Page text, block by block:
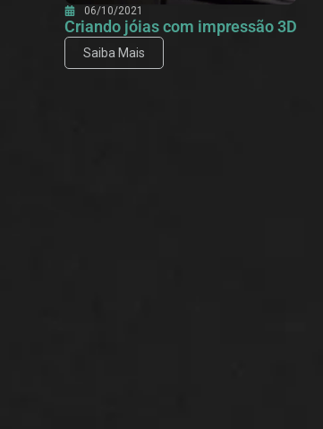
06/10/2021
Criando jóias com impressão 3D
Saiba Mais